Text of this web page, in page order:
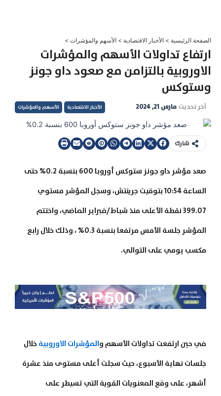
الصفحة الرئيسية > الأخبار الاقتصادية > الأسهم والمؤشرات >
ارتفاع تداولات الأسهم والمؤشرات
الاوروبية بالتزامن مع صعود داو جونز
وستوكس
آخر تحديث مارس 21, 2024 الأخبار الاقتصادية الأسهم والمؤشرات
شارك
صعد مؤشر داو جونز ستوكس أوروبا 600 بنسبة 0.2% حتى
الساعة 10:54 بتوقيت جرينتش، وسجل المؤشر مستوي
399.07 نقطة الأعلى منذ شباط/فبراير الماضي، واختتم
المؤشر جلسة الأمس مرتفعا بنسبة 0.3% ، وذلك خلال رابع
مكسب يومي على التوالي.
في حين ارتفعت تداولات الأسهم والمؤشرات الاوروبية خلال
جلسات نهاية الأسبوع، حيث سجلت أعلى مستوى منذ عشرة
أشهر، على وقع المعنويات القوية التي تسيطر على